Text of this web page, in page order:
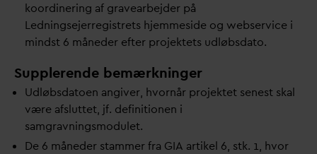
koordinering af gravearbejder på
Ledningsejerregistrets hjemmeside og webservice i
mindst 6 måneder efter projektets udløbsdato.
Supplerende bemærkninger
Udløbsdatoen angiver, hvornår projektet senest skal
være afsluttet, jf. definitionen i
samgravningsmodulet.
De 6 måneder stammer fra GIA artikel 6, stk. 1, hvor